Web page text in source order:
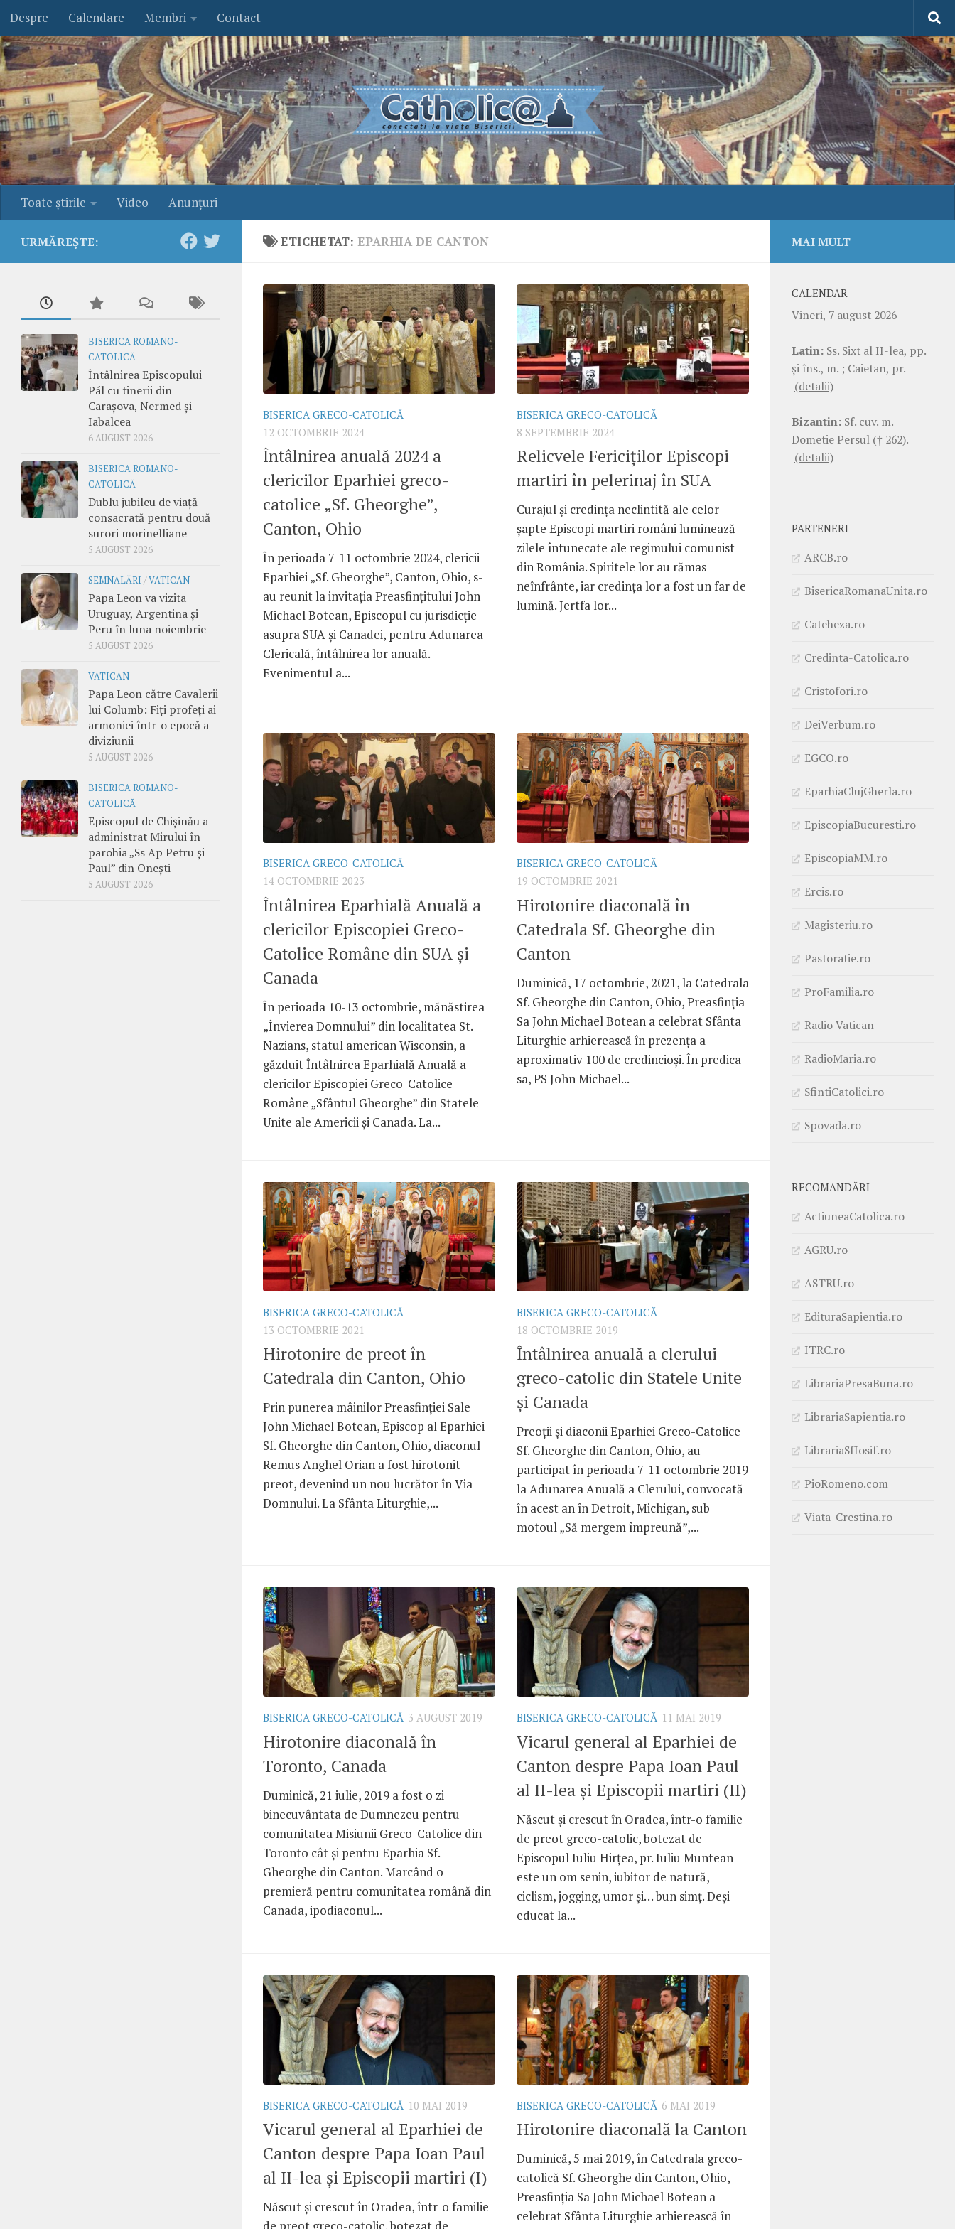
Skip to content
Despre Calendare Membri Contact
Toate ştirile Video Anunţuri
ETICHETAT: EPARHIA DE CANTON
BISERICA GRECO-CATOLICĂ
12 OCTOMBRIE 2024
Întâlnirea anuală 2024 a
clericilor Eparhiei greco-
catolice „Sf. Gheorghe”,
Canton, Ohio
În perioada 7-11 octombrie 2024, clericii
Eparhiei „Sf. Gheorghe”, Canton, Ohio, s-
au reunit la invitația Preasfințitului John
Michael Botean, Episcopul cu jurisdicție
asupra SUA și Canadei, pentru Adunarea
Clericală, întâlnirea lor anuală.
Evenimentul a...
BISERICA GRECO-CATOLICĂ
8 SEPTEMBRIE 2024
Relicvele Fericiților Episcopi
martiri în pelerinaj în SUA
Curajul și credința neclintită ale celor
șapte Episcopi martiri români luminează
zilele întunecate ale regimului comunist
din România. Spiritele lor au rămas
neînfrânte, iar credința lor a fost un far de
lumină. Jertfa lor...
BISERICA GRECO-CATOLICĂ
14 OCTOMBRIE 2023
Întâlnirea Eparhială Anuală a
clericilor Episcopiei Greco-
Catolice Române din SUA și
Canada
În perioada 10-13 octombrie, mănăstirea
„Învierea Domnului” din localitatea St.
Nazians, statul american Wisconsin, a
găzduit Întâlnirea Eparhială Anuală a
clericilor Episcopiei Greco-Catolice
Române „Sfântul Gheorghe” din Statele
Unite ale Americii și Canada. La...
BISERICA GRECO-CATOLICĂ
19 OCTOMBRIE 2021
Hirotonire diaconală în
Catedrala Sf. Gheorghe din
Canton
Duminică, 17 octombrie, 2021, la Catedrala
Sf. Gheorghe din Canton, Ohio, Preasfinția
Sa John Michael Botean a celebrat Sfânta
Liturghie arhierească în prezența a
aproximativ 100 de credincioși. În predica
sa, PS John Michael...
BISERICA GRECO-CATOLICĂ
13 OCTOMBRIE 2021
Hirotonire de preot în
Catedrala din Canton, Ohio
Prin punerea mâinilor Preasfinției Sale
John Michael Botean, Episcop al Eparhiei
Sf. Gheorghe din Canton, Ohio, diaconul
Remus Anghel Orian a fost hirotonit
preot, devenind un nou lucrător în Via
Domnului. La Sfânta Liturghie,...
BISERICA GRECO-CATOLICĂ
18 OCTOMBRIE 2019
Întâlnirea anuală a clerului
greco-catolic din Statele Unite
și Canada
Preoții și diaconii Eparhiei Greco-Catolice
Sf. Gheorghe din Canton, Ohio, au
participat în perioada 7-11 octombrie 2019
la Adunarea Anuală a Clerului, convocată
în acest an în Detroit, Michigan, sub
motoul „Să mergem împreună”,...
BISERICA GRECO-CATOLICĂ 3 AUGUST 2019
Hirotonire diaconală în
Toronto, Canada
Duminică, 21 iulie, 2019 a fost o zi
binecuvântata de Dumnezeu pentru
comunitatea Misiunii Greco-Catolice din
Toronto cât și pentru Eparhia Sf.
Gheorghe din Canton. Marcând o
premieră pentru comunitatea română din
Canada, ipodiaconul...
BISERICA GRECO-CATOLICĂ 11 MAI 2019
Vicarul general al Eparhiei de
Canton despre Papa Ioan Paul
al II-lea și Episcopii martiri (II)
Născut și crescut în Oradea, într-o familie
de preot greco-catolic, botezat de
Episcopul Iuliu Hirțea, pr. Iuliu Muntean
este un om senin, iubitor de natură,
ciclism, jogging, umor și… bun simț. Deși
educat la...
BISERICA GRECO-CATOLICĂ 10 MAI 2019
Vicarul general al Eparhiei de
Canton despre Papa Ioan Paul
al II-lea și Episcopii martiri (I)
Născut și crescut în Oradea, într-o familie
BISERICA GRECO-CATOLICĂ 6 MAI 2019
Hirotonire diaconală la Canton
Duminică, 5 mai 2019, în Catedrala greco-
catolică Sf. Gheorghe din Canton, Ohio,
Preasfinția Sa John Michael Botean a
celebrat Sfânta Liturghie arhierească în
URMĂREȘTE:
BISERICA ROMANO-
CATOLICĂ
Întâlnirea Episcopului
Pál cu tinerii din
Carașova, Nermed și
Iabalcea
6 AUGUST 2026
BISERICA ROMANO-
CATOLICĂ
Dublu jubileu de viață
consacrată pentru două
surori morinelliane
5 AUGUST 2026
SEMNALĂRI /VATICAN
Papa Leon va vizita
Uruguay, Argentina și
Peru în luna noiembrie
5 AUGUST 2026
VATICAN
Papa Leon către Cavalerii
lui Columb: Fiți profeți ai
armoniei într-o epocă a
diviziunii
5 AUGUST 2026
BISERICA ROMANO-
CATOLICĂ
Episcopul de Chișinău a
administrat Mirului în
parohia „Ss Ap Petru și
Paul” din Onești
5 AUGUST 2026
MAI MULT
CALENDAR
Vineri, 7 august 2026
Latin: Ss. Sixt al II-lea, pp.
şi îns., m. ; Caietan, pr.
(detalii)
Bizantin: Sf. cuv. m.
Dometie Persul († 262).
(detalii)
PARTENERI
ARCB.ro
BisericaRomanaUnita.ro
Cateheza.ro
Credinta-Catolica.ro
Cristofori.ro
DeiVerbum.ro
EGCO.ro
EparhiaClujGherla.ro
EpiscopiaBucuresti.ro
EpiscopiaMM.ro
Ercis.ro
Magisteriu.ro
Pastoratie.ro
ProFamilia.ro
Radio Vatican
RadioMaria.ro
SfintiCatolici.ro
Spovada.ro
RECOMANDĂRI
ActiuneaCatolica.ro
AGRU.ro
ASTRU.ro
EdituraSapientia.ro
ITRC.ro
LibrariaPresaBuna.ro
LibrariaSapientia.ro
LibrariaSfIosif.ro
PioRomeno.com
Viata-Crestina.ro